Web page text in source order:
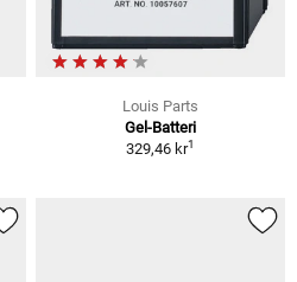
Louis Parts
Gel-Batteri
329,46 kr1